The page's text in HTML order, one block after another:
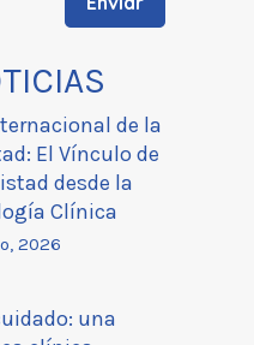
de la
El Vínculo de
desde la
Clínica
2026
una